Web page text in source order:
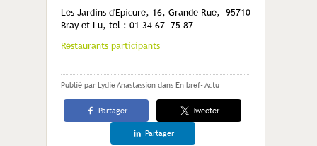
Les Jardins d'Epicure, 16, Grande Rue, 95710
Bray et Lu, tel : 01 34 67 75 87
Restaurants participants
Publié par Lydie Anastassion dans En bref- Actu
Partager Tweeter
Partager